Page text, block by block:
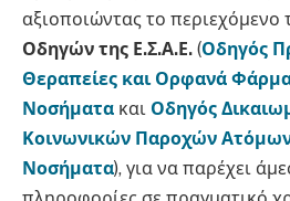
αξιοποιώντας το περιεχόμενο
Οδηγών της Ε.Σ.Α.Ε. (Οδηγός
Θεραπείες και Ορφανά
Νοσήματα και Οδηγός
Κοινωνικών Παροχών
Νοσήματα), για να παρέχει